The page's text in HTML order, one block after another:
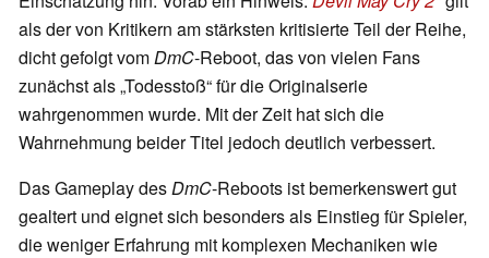
als der von Kritikern am stärksten kritisierte Teil der Reihe,
dicht gefolgt vomDmC-Reboot, das von vielen Fans
zunächst als „Todesstoß“ für die Originalserie
wahrgenommen wurde. Mit der Zeit hat sich die
Wahrnehmung beider Titel jedoch deutlich verbessert.
Das Gameplay desDmC-Reboots ist bemerkenswert gut
gealtert und eignet sich besonders als Einstieg für Spieler,
die weniger Erfahrung mit komplexen Mechaniken wie